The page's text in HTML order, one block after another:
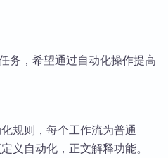
务，希望通过自动化操作提高
规则，每个工作流为普通
义自动化，正文解释功能。